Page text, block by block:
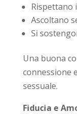
Rispettano
Ascoltano
Si
Una buona
connessione
sessuale.
Fiducia e